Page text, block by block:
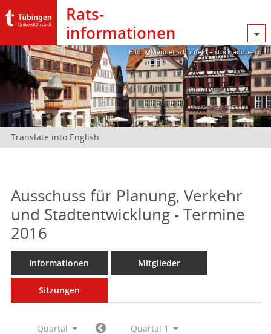
Rats­
informationen
Bild: @Manuel Schönfeld – stock.adobe.com
Translate into English
Ausschuss für Planung, Verkehr
und Stadtentwicklung - Termine
2016
Informationen Mitglieder
Sitzungen
Quartal
Quartal 1